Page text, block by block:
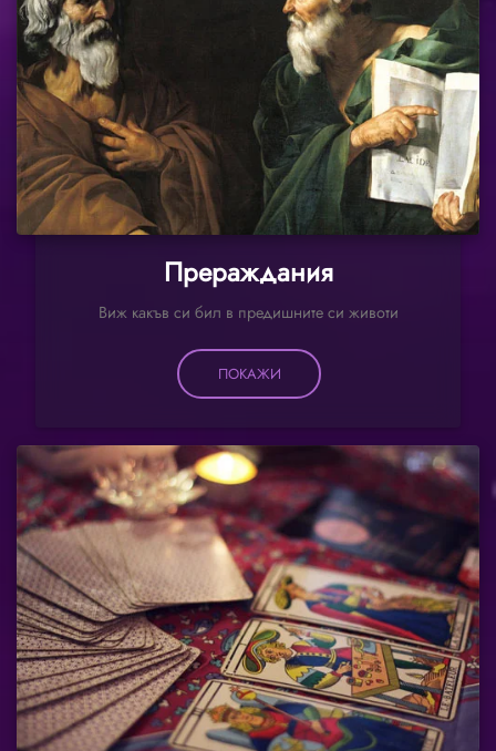
Прераждания
Виж какъв си бил в предишните си животи
ПОКАЖИ